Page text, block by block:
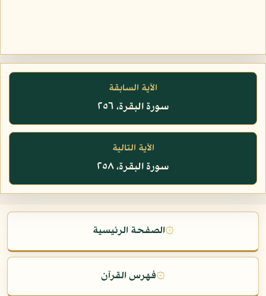
الآية السابقة
سورة البقرة، ٢٥٦
الآية التالية
سورة البقرة، ٢٥٨
۞الصفحة الرئيسية
۞فهرس القرآن